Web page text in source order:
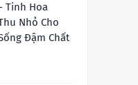
Tinh Hoa
Nhỏ Cho
Đậm Chất